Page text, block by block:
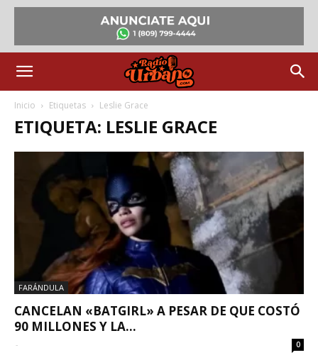
Inicio Etiquetas Leslie Grace
ETIQUETA: LESLIE GRACE
FARÁNDULA
CANCELAN «BATGIRL» A PESAR DE QUE COSTÓ
90 MILLONES Y LA...
- 0